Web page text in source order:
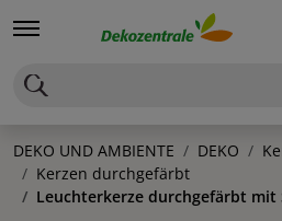
DEKO UND AMBIENTE DEKO
Kerzen durchgefärbt
Leuchterkerze durchgefärbt mit